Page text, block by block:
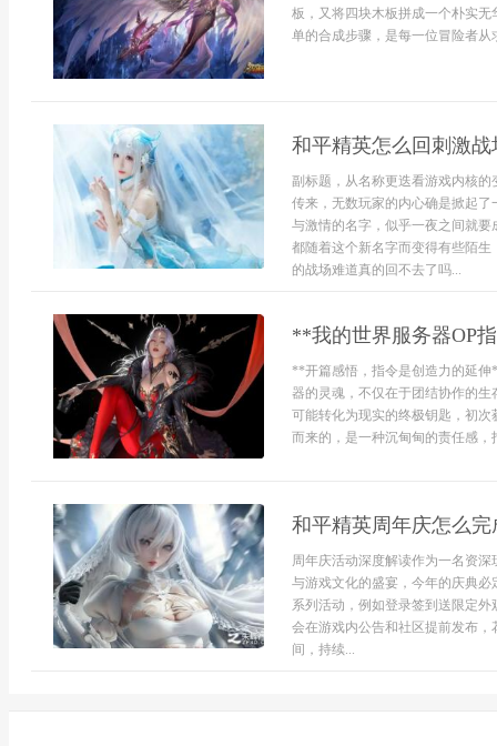
板，又将四块木板拼成一个朴实
单的合成步骤，是每一位冒险者
和平精英怎么回刺激
副标题，从名称更迭看游戏内核
传来，无数玩家的内心确是掀起
与激情的名字，似乎一夜之间就
都随着这个新名字而变得有些陌
的战场难道真的回不去了吗...
**我的世界服务器OP
**开篇感悟，指令是创造力的延
器的灵魂，不仅在于团结协作的
可能转化为现实的终极钥匙，初
而来的，是一种沉甸甸的责任感
和平精英周年庆怎么
周年庆活动深度解读作为一名资
与游戏文化的盛宴，今年的庆典
系列活动，例如登录签到送限定
会在游戏内公告和社区提前发布
间，持续...